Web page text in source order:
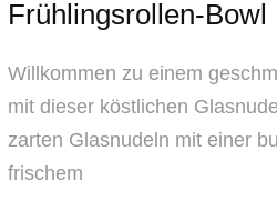
Frühlingsrollen-Bowl
Willkommen zu einem
mit dieser köstlichen
zarten Glasnudeln mit einer
frischem